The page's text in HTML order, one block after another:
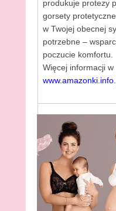
produkuje protezy
gorsety
w Twojej obecnej
potrzebne –
poczucie komfortu.
Więcej informacji